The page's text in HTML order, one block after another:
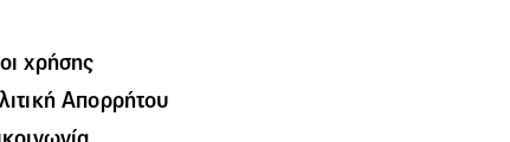
χρήσης
Απορρήτου